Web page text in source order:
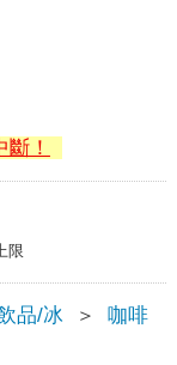
！
限
品/冰 ＞ 咖啡